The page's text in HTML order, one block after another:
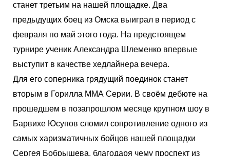
станет третьим на нашей площадке. Два
предыдущих боец из Омска выиграл в период с
февраля по май этого года. На предстоящем
турнире ученик Александра Шлеменко впервые
выступит в качестве хедлайнера вечера.
Для его соперника грядущий поединок станет
вторым в Горилла ММА Серии. В своём дебюте на
прошедшем в позапрошлом месяце крупном шоу в
Барвихе Юсупов сломил сопротивление одного из
самых харизматичных бойцов нашей площадки
Сергея Бобрышева, благодаря чему проспект из